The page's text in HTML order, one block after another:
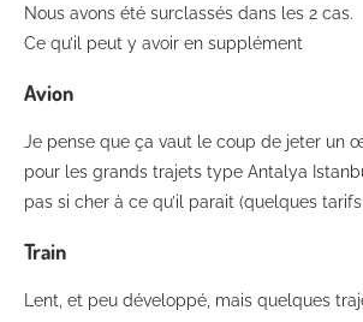
Nous avons été surclassés dans les 2 cas.
Ce qu’il peut y avoir en supplément
Avion
Je pense que ça vaut le coup de jeter un
pour les grands trajets type Antalya
pas si cher à ce qu’il parait (quelques
Train
Lent, et peu développé, mais quelques